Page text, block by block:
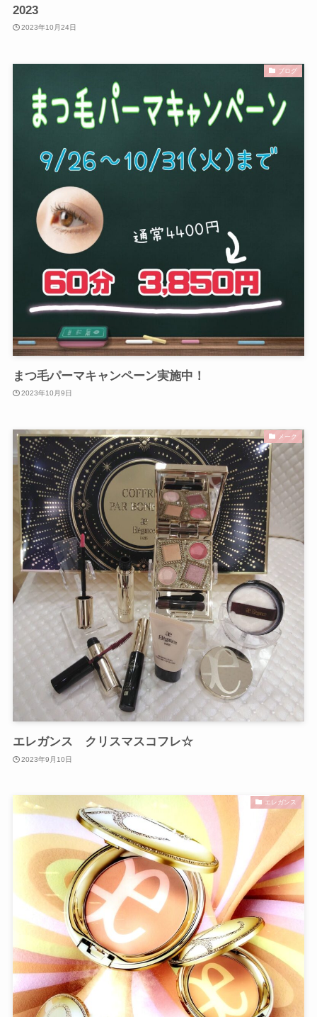
2023
2023年10月24日
ブログ
まつ毛パーマキャンペーン実施中！
2023年10月9日
メーク
エレガンス クリスマスコフレ☆
2023年9月10日
エレガンス